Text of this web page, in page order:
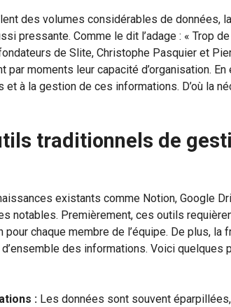
des volumes considérables de données,
pressante. Comme le dit l’adage : « Trop
de Slite, Christophe Pasquier et
moments leur capacité d’organisation.
à la gestion de ces informations. D’où la
traditionnels de
existants comme Notion, Google
notables. Premièrement, ces outils
chaque membre de l’équipe. De plus, la
des informations. Voici quelques
: Les données sont souvent